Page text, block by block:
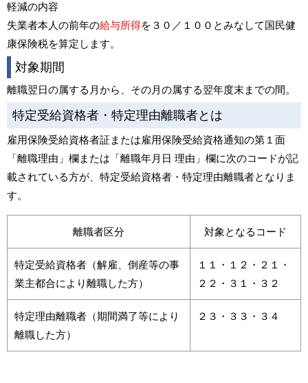
軽減の内容
失業者本人の前年の給与所得を３０／１００とみなして国民健
康保険税を算定します。
対象期間
離職翌日の属する月から、その月の属する翌年度末までの間。
特定受給資格者・特定理由離職者とは
雇用保険受給資格者証または雇用保険受給資格通知の第１面
「離職理由」欄または「離職年月日 理由」欄に次のコードが記
載されている方が、特定受給資格者・特定理由離職者となりま
す。
離職者区分 対象となるコード
特定受給資格者（解雇、倒産等の事
業主都合により離職した方）
１１・１２・２１・
２２・３１・３２
特定理由離職者（期間満了等により
離職した方）
２３・３３・３４